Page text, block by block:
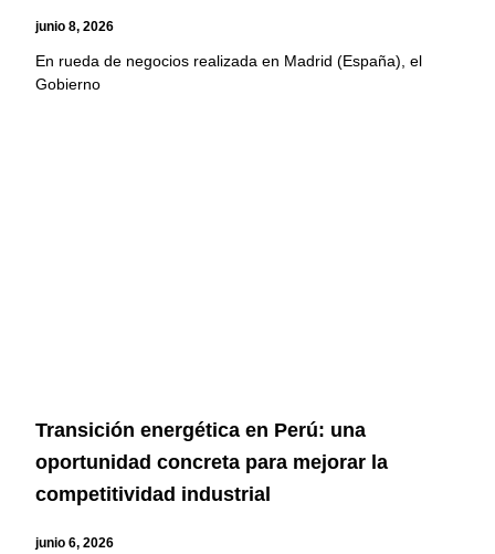
junio 8, 2026
En rueda de negocios realizada en Madrid (España), el
Gobierno
Transición energética en Perú: una
oportunidad concreta para mejorar la
competitividad industrial
junio 6, 2026